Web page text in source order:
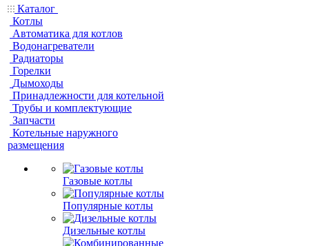
Каталог
Котлы
Автоматика для котлов
Водонагреватели
Радиаторы
Горелки
Дымоходы
Принадлежности для котельной
Трубы и комплектующие
Запчасти
Котельные наружного
размещения
Газовые котлы
Популярные котлы
Дизельные котлы